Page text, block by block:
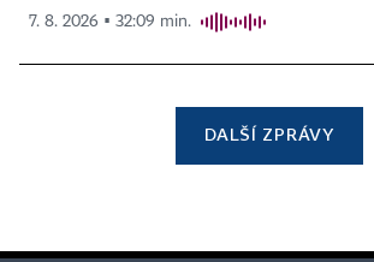
7. 8. 2026 ▪ 32:09 min.
DALŠÍ ZPRÁVY